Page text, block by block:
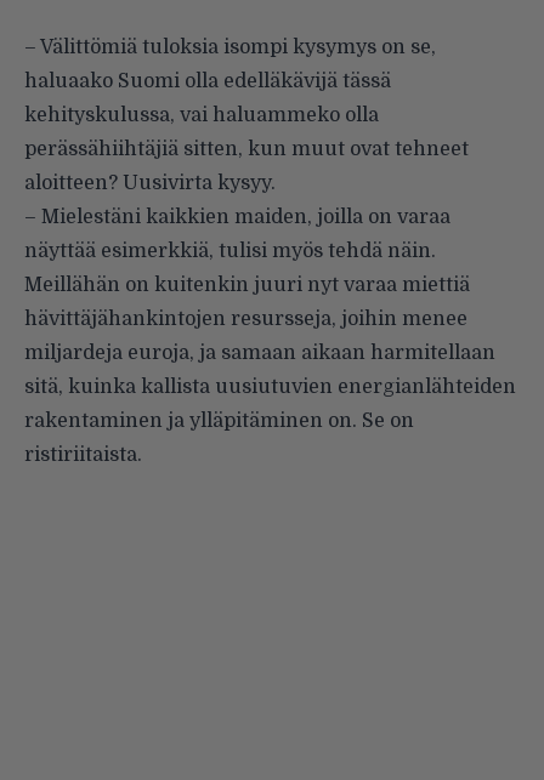
– Välittömiä tuloksia isompi kysymys on se,
haluaako Suomi olla edelläkävijä tässä
kehityskulussa, vai haluammeko olla
perässähiihtäjiä sitten, kun muut ovat tehneet
aloitteen? Uusivirta kysyy.
– Mielestäni kaikkien maiden, joilla on varaa
näyttää esimerkkiä, tulisi myös tehdä näin.
Meillähän on kuitenkin juuri nyt varaa miettiä
hävittäjähankintojen resursseja, joihin menee
miljardeja euroja, ja samaan aikaan harmitellaan
sitä, kuinka kallista uusiutuvien energianlähteiden
rakentaminen ja ylläpitäminen on. Se on
ristiriitaista.